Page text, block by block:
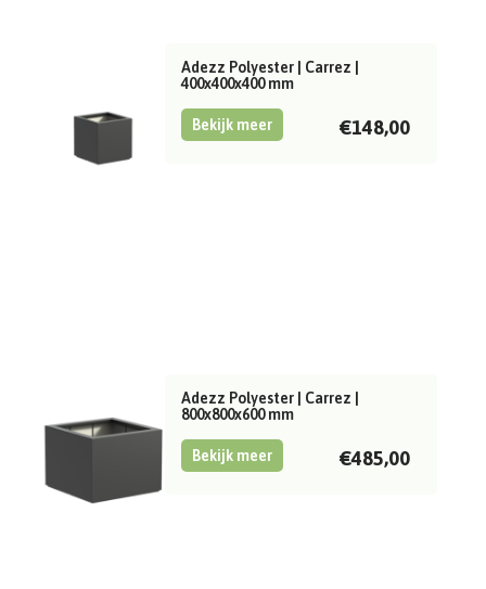
Adezz Polyester | Carrez |
400x400x400 mm
Bekijk meer €148,00
Adezz Polyester | Carrez |
800x800x600 mm
Bekijk meer €485,00